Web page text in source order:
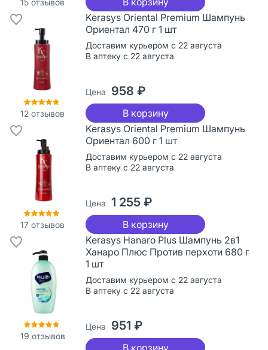
12 отзывов
Kerasys Oriental Premium Шампунь
Ориентал 470 г 1 шт
Доставим курьером с 22 августа
В аптеку с 22 августа
Цена 958 ₽
В корзину
17 отзывов
Kerasys Oriental Premium Шампунь
Ориентал 600 г 1 шт
Доставим курьером с 22 августа
В аптеку с 22 августа
Цена 1 255 ₽
В корзину
19 отзывов
Kerasys Hanaro Plus Шампунь 2в1
Ханаро Плюс Против перхоти 680 г
1 шт
Доставим курьером с 22 августа
В аптеку с 22 августа
Цена 951 ₽
В корзину